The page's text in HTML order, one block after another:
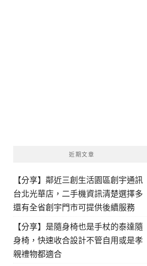
近期文章
【分享】鄰近三創生活園區創宇通訊
台北光華店，二手機資訊清楚選擇多
還有全省創宇門市可提供後續服務
【分享】是隨身椅也是手杖的泰達隨
身椅，快速收合設計不管自用或是孝
親禮物都適合